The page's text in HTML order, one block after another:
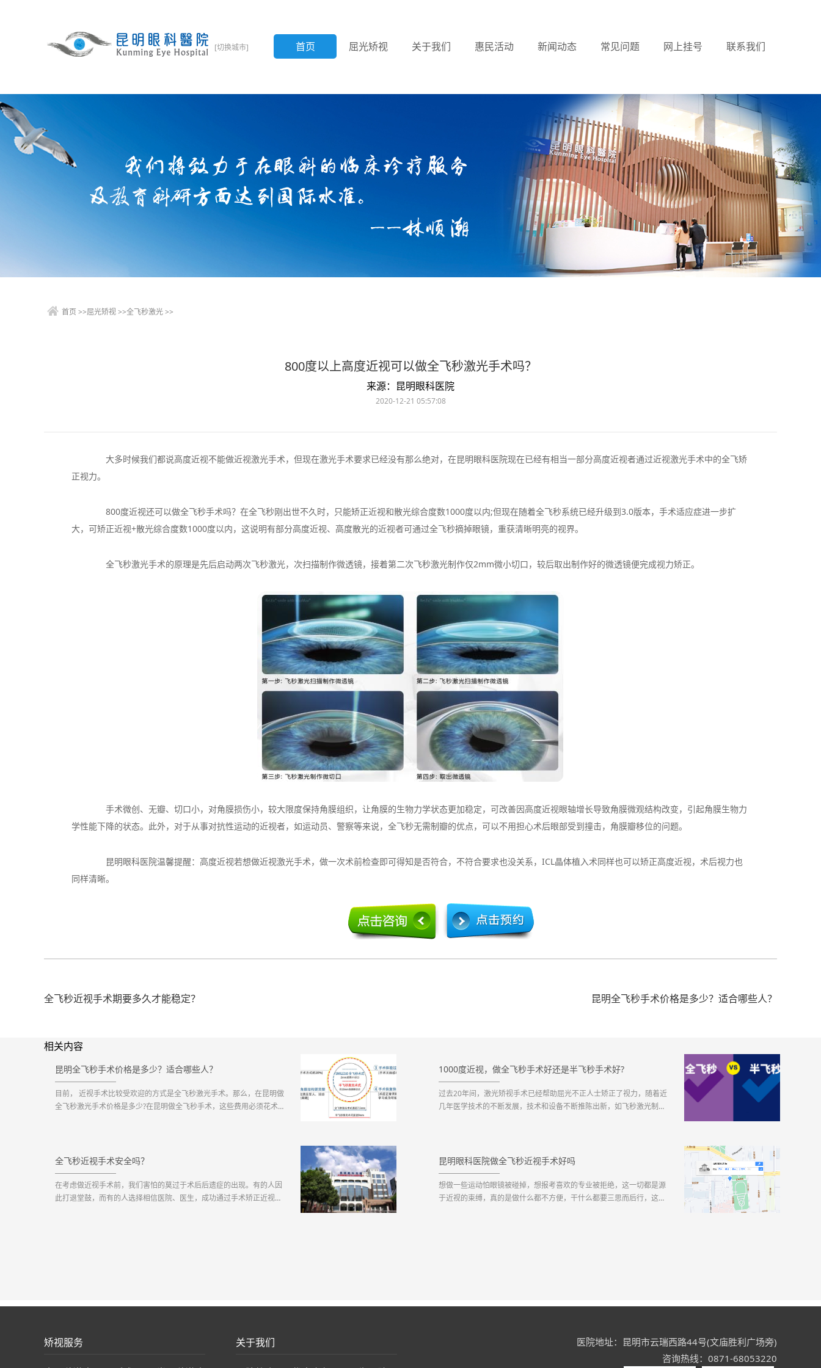
[切换城市] 首页 屈光矫视 关于我们 惠民活动 新闻动态 常见问题 网上挂号 联系我们
首页 >>屈光矫视>>全飞秒激光>>
800度以上高度近视可以做全飞秒激光手术吗？
来源：昆明眼科医院
2020-12-21 05:57:08
大多时候我们都说高度近视不能做近视激光手术，但现在激光手术要求已经没有那么绝对，在昆明眼科医院现在已经有相当一部分高度近视者通过近视激光手术中的全飞矫
正视力。
800度近视还可以做全飞秒手术吗？在全飞秒刚出世不久时，只能矫正近视和散光综合度数1000度以内;但现在随着全飞秒系统已经升级到3.0版本，手术适应症进一步扩
大，可矫正近视+散光综合度数1000度以内，这说明有部分高度近视、高度散光的近视者可通过全飞秒摘掉眼镜，重获清晰明亮的视界。
全飞秒激光手术的原理是先后启动两次飞秒激光，次扫描制作微透镜，接着第二次飞秒激光制作仅2mm微小切口，较后取出制作好的微透镜便完成视力矫正。
手术微创、无瓣、切口小，对角膜损伤小，较大限度保持角膜组织，让角膜的生物力学状态更加稳定，可改善因高度近视眼轴增长导致角膜微观结构改变，引起角膜生物力
学性能下降的状态。此外，对于从事对抗性运动的近视者，如运动员、警察等来说，全飞秒无需制瓣的优点，可以不用担心术后眼部受到撞击，角膜瓣移位的问题。
昆明眼科医院温馨提醒：高度近视若想做近视激光手术，做一次术前检查即可得知是否符合，不符合要求也没关系，ICL晶体植入术同样也可以矫正高度近视，术后视力也
同样清晰。
全飞秒近视手术期要多久才能稳定？ 昆明全飞秒手术价格是多少？适合哪些人？
相关内容
昆明全飞秒手术价格是多少？适合哪些人？
目前， 近视手术比较受欢迎的方式是全飞秒激光手术。那么，在昆明做
全飞秒激光手术价格是多少?在昆明做全飞秒手术，这些费用必须花术前
1000度近视，做全飞秒手术好还是半飞秒手术好?
过去20年间，激光矫视手术已经帮助屈光不正人士矫正了视力，随着近
几年医学技术的不断发展，技术和设备不断推陈出新，如飞秒激光制造
全飞秒近视手术安全吗？
在考虑做近视手术前，我们害怕的莫过于术后后遗症的出现。有的人因
此打退堂鼓，而有的人选择相信医院、医生，成功通过手术矫正近视。
昆明眼科医院做全飞秒近视手术好吗
想做一些运动怕眼镜被碰掉，想报考喜欢的专业被拒绝，这一切都是源
于近视的束缚，真的是做什么都不方便，干什么都要三思而后行，这样
矫视服务 关于我们
医院地址：昆明市云瑞西路44号(文庙胜利广场旁)
咨询热线：0871-68053220